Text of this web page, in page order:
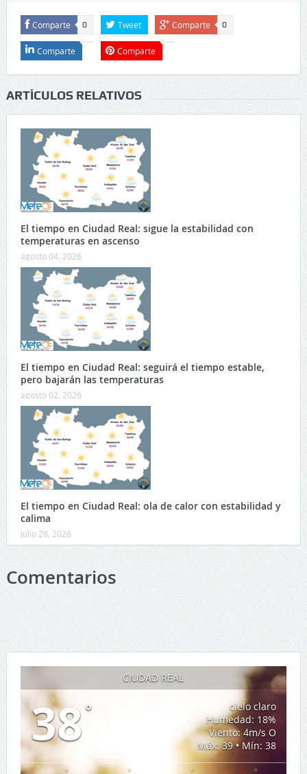
Comparte 0 Tweet Comparte 0
Comparte Comparte
ARTÍCULOS RELATIVOS
El tiempo en Ciudad Real: sigue la estabilidad con
temperaturas en ascenso
agosto 04, 2026
El tiempo en Ciudad Real: seguirá el tiempo estable,
pero bajarán las temperaturas
agosto 02, 2026
El tiempo en Ciudad Real: ola de calor con estabilidad y
calima
julio 28, 2026
Comentarios
CIUDAD REAL
38°
cielo claro
Humedad: 18%
Viento: 4m/s O
Máx: 39 • Mín: 38
° ° ° °